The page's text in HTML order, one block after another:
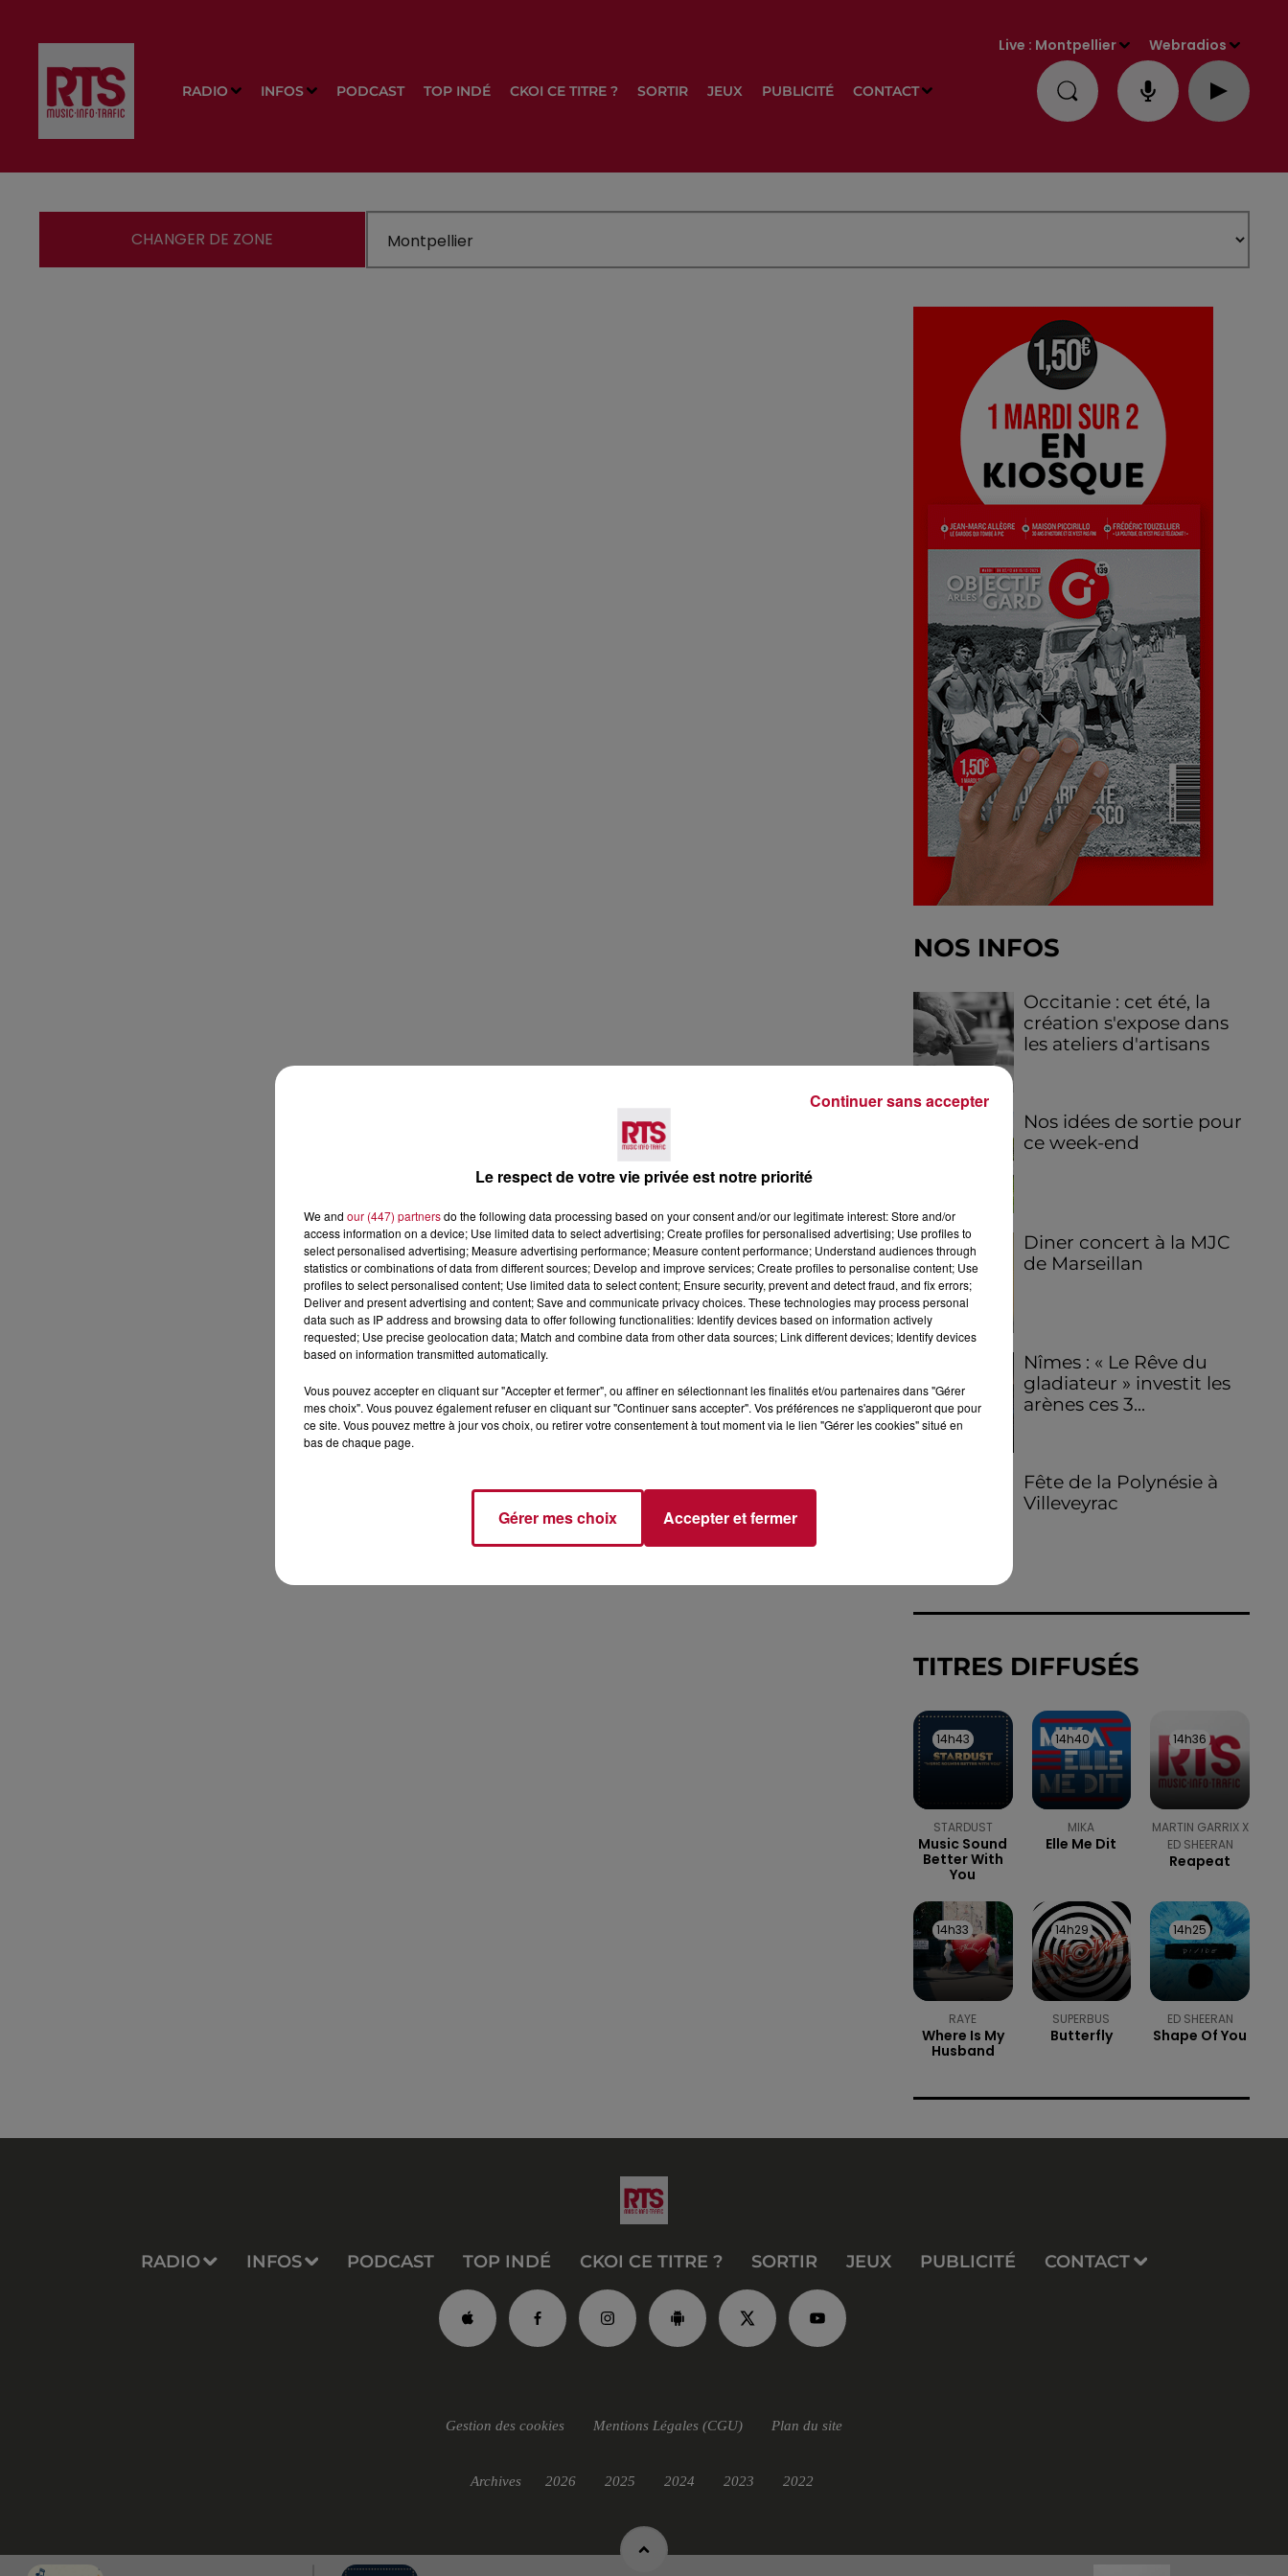
RADIO INFOS PODCAST TOP INDÉ CKOI CE TITRE ? SORTIR JEUX PUBLICITÉ CONTACT
Live : Montpellier Webradios
CHANGER DE ZONE
NOS INFOS
Occitanie : cet été, la
création s'expose dans
les ateliers d'artisans
Nos idées de sortie pour
ce week-end
Diner concert à la MJC
de Marseillan
Nîmes : « Le Rêve du
gladiateur » investit les
arènes ces 3...
Fête de la Polynésie à
Villeveyrac
TITRES DIFFUSÉS
14h43
14h43
STARDUST
Music Sound
Better With
You
14h40
14h40
MIKA
Elle Me Dit
14h36
14h36
MARTIN GARRIX X
ED SHEERAN
Reapeat
14h33
14h33
RAYE
Where Is My
Husband
14h29
14h29
SUPERBUS
Butterfly
14h25
14h25
ED SHEERAN
Shape Of You
RADIO INFOS PODCAST TOP INDÉ CKOI CE TITRE ? SORTIR JEUX PUBLICITÉ CONTACT
Gestion des cookies Mentions Légales (CGU) Plan du site
Archives 2026 2025 2024 2023 2022
Le respect de votre vie privée est notre priorité
We and our (447) partnersdo the following data processing based on your consent and/or our legitimate interest: Store and/or
access information on a device; Use limited data to select advertising; Create profiles for personalised advertising; Use profiles to
select personalised advertising; Measure advertising performance; Measure content performance; Understand audiences through
statistics or combinations of data from different sources; Develop and improve services; Create profiles to personalise content; Use
profiles to select personalised content; Use limited data to select content; Ensure security, prevent and detect fraud, and fix errors;
Deliver and present advertising and content; Save and communicate privacy choices. These technologies may process personal
data such as IP address and browsing data to offer following functionalities: Identify devices based on information actively
requested; Use precise geolocation data; Match and combine data from other data sources; Link different devices; Identify devices
based on information transmitted automatically.
Vous pouvez accepter en cliquant sur "Accepter et fermer", ou affiner en sélectionnant les finalités et/ou partenaires dans "Gérer
mes choix". Vous pouvez également refuser en cliquant sur "Continuer sans accepter". Vos préférences ne s'appliqueront que pour
ce site. Vous pouvez mettre à jour vos choix, ou retirer votre consentement à tout moment via le lien "Gérer les cookies" situé en
bas de chaque page.
Gérer mes choix Accepter et fermer
Continuer sans accepter